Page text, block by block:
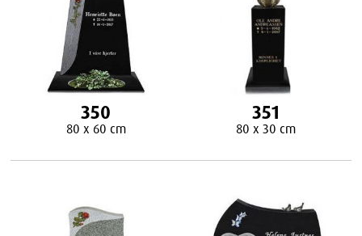
350
80 x 60 cm
351
80 x 30 cm